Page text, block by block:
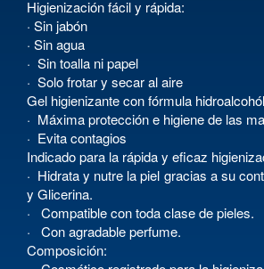
Higienización fácil y rápida:
· Sin jabón
· Sin agua
· Sin toalla ni papel
· Solo frotar y secar al aire
Gel higienizante con fórmula
· Máxima protección e higiene de las
· Evita contagios
Indicado para la rápida y eficaz
· Hidrata y nutre la piel gracias a su
y Glicerina.
· Compatible con toda clase de pieles.
· Con agradable perfume.
Composición: